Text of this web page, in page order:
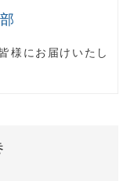
様にお届けいたし